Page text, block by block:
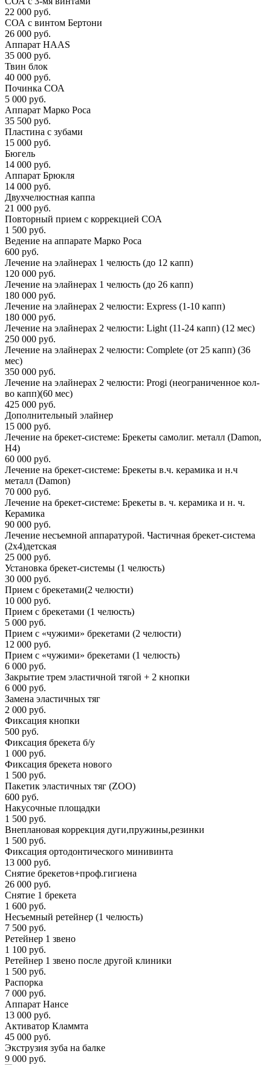
22 000 руб.
СОА с винтом Бертони
26 000 руб.
Аппарат HAAS
35 000 руб.
Твин блок
40 000 руб.
Починка СОА
5 000 руб.
Аппарат Марко Роса
35 500 руб.
Пластина с зубами
15 000 руб.
Бюгель
14 000 руб.
Аппарат Брюкля
14 000 руб.
Двухчелюстная каппа
21 000 руб.
Повторный прием с коррекцией СОА
1 500 руб.
Ведение на аппарате Марко Роса
600 руб.
Лечение на элайнерах 1 челюсть (до 12 капп)
120 000 руб.
Лечение на элайнерах 1 челюсть (до 26 капп)
180 000 руб.
Лечение на элайнерах 2 челюсти: Express (1-10 капп)
180 000 руб.
Лечение на элайнерах 2 челюсти: Light (11-24 капп) (12 мес)
250 000 руб.
Лечение на элайнерах 2 челюсти: Complete (от 25 капп) (36
мес)
350 000 руб.
Лечение на элайнерах 2 челюсти: Progi (неограниченное кол-
во капп)(60 мес)
425 000 руб.
Дополнительный элайнер
15 000 руб.
Лечение на брекет-системе: Брекеты самолиг. металл (Damon,
H4)
60 000 руб.
Лечение на брекет-системе: Брекеты в.ч. керамика и н.ч
металл (Damon)
70 000 руб.
Лечение на брекет-системе: Брекеты в. ч. керамика и н. ч.
Керамика
90 000 руб.
Лечение несъемной аппаратурой. Частичная брекет-система
(2х4)детская
25 000 руб.
Установка брекет-системы (1 челюсть)
30 000 руб.
Прием с брекетами(2 челюсти)
10 000 руб.
Прием с брекетами (1 челюсть)
5 000 руб.
Прием с «чужими» брекетами (2 челюсти)
12 000 руб.
Прием с «чужими» брекетами (1 челюсть)
6 000 руб.
Закрытие трем эластичной тягой + 2 кнопки
6 000 руб.
Замена эластичных тяг
2 000 руб.
Фиксация кнопки
500 руб.
Фиксация брекета б/у
1 000 руб.
Фиксация брекета нового
1 500 руб.
Пакетик эластичных тяг (ZOO)
600 руб.
Накусочные площадки
1 500 руб.
Внеплановая коррекция дуги,пружины,резинки
1 500 руб.
Фиксация ортодонтического минивинта
13 000 руб.
Снятие брекетов+проф.гигиена
26 000 руб.
Снятие 1 брекета
1 600 руб.
Несъемный ретейнер (1 челюсть)
7 500 руб.
Ретейнер 1 звено
1 100 руб.
Ретейнер 1 звено после другой клиники
1 500 руб.
Распорка
7 000 руб.
Аппарат Нансе
13 000 руб.
Активатор Кламмта
45 000 руб.
Экструзия зуба на балке
9 000 руб.